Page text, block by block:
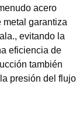
acero
garantiza
evitando la
eficiencia de
también
presión del flujo